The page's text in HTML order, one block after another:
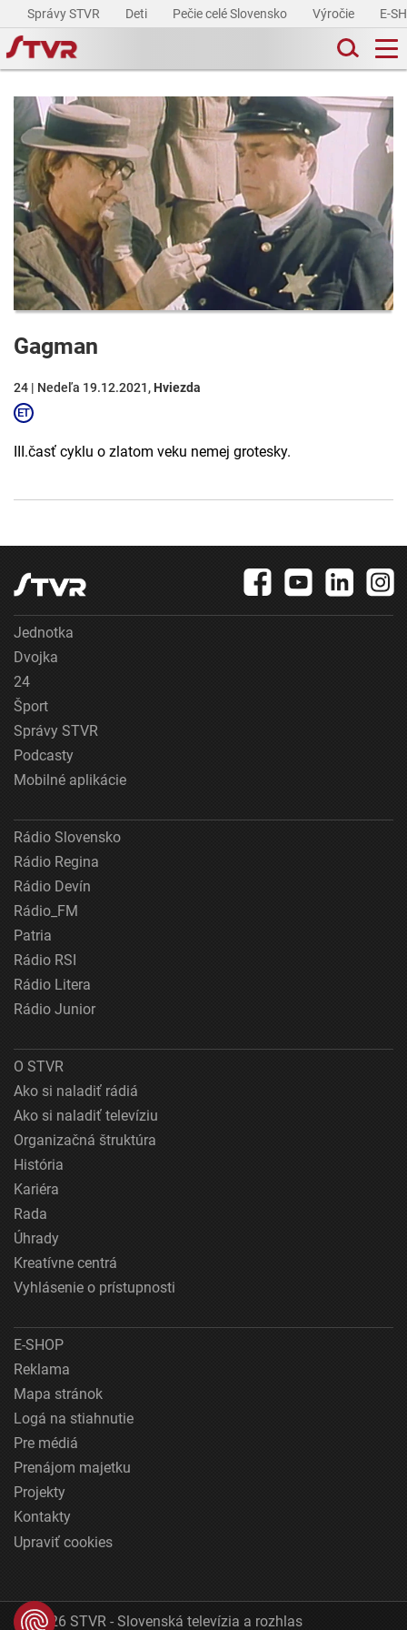
Správy STVR Deti Pečie celé Slovensko Výročie E-
Gagman
24 | Nedeľa 19.12.2021, Hviezda
III.časť cyklu o zlatom veku nemej grotesky.
Jednotka
Dvojka
24
Šport
Správy STVR
Podcasty
Mobilné aplikácie
Rádio Slovensko
Rádio Regina
Rádio Devín
Rádio_FM
Patria
Rádio RSI
Rádio Litera
Rádio Junior
O STVR
Ako si naladiť rádiá
Ako si naladiť televíziu
Organizačná štruktúra
História
Kariéra
Rada
Úhrady
Kreatívne centrá
Vyhlásenie o prístupnosti
E-SHOP
Reklama
Mapa stránok
Logá na stiahnutie
Pre médiá
Prenájom majetku
Projekty
Kontakty
Upraviť cookies
© 2026 STVR - Slovenská televízia a rozhlas